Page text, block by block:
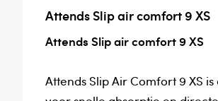
Attends Slip air comfort 9 XS
Attends Slip air comfort 9 XS
Attends Slip Air Comfort 9 XS